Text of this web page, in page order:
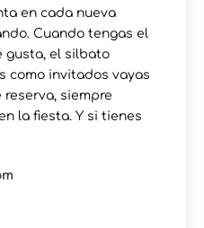
en cada nueva
Cuando tengas el
gusta, el silbato
como invitados vayas
reserva, siempre
la fiesta. Y si tienes